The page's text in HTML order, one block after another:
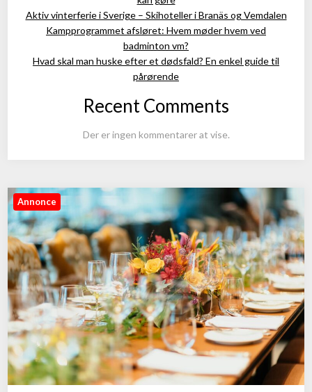
Aktiv vinterferie i Sverige – Skihoteller i Branäs og Vemdalen
Kampprogrammet afsløret: Hvem møder hvem ved
badminton vm?
Hvad skal man huske efter et dødsfald? En enkel guide til
pårørende
Recent Comments
Der er ingen kommentarer at vise.
Annonce